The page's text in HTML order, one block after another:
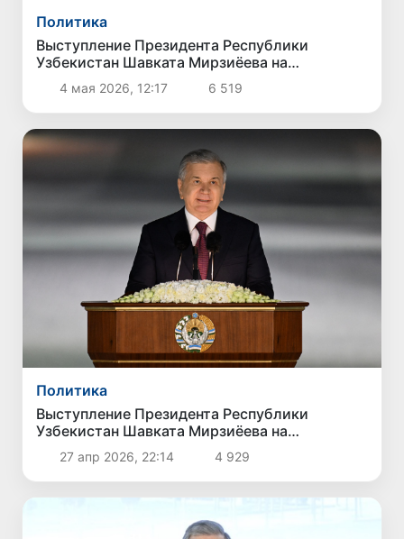
Политика
Выступление Президента Республики
Узбекистан Шавката Мирзиёева на
ежегодном заседании Совета управляющих
Азиатского банка развития
4 мая 2026, 12:17 6 519
Политика
Выступление Президента Республики
Узбекистан Шавката Мирзиёева на
церемонии открытия научно-
просветительского и туристического
комплекса «Бурхониддин Маргинони» в
городе Маргилане
27 апр 2026, 22:14 4 929